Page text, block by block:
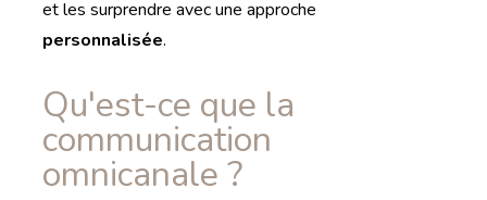
et les surprendre avec une approche
personnalisée.
Qu'est-ce que la
communication
omnicanale ?